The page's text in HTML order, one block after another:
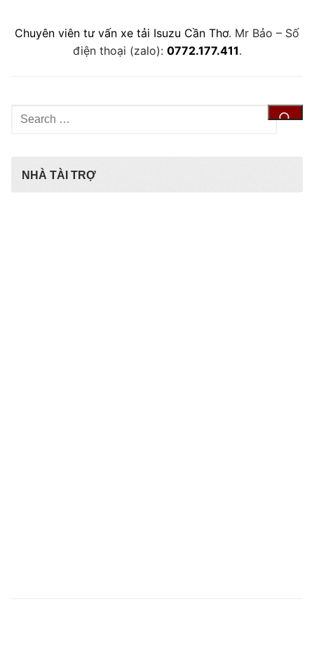
Chuyên viên tư vấn xe tải Isuzu Cần Thơ. Mr Bảo – Số
điện thoại (zalo): 0772.177.411.
Tìm
kiếm
NHÀ TÀI TRỢ